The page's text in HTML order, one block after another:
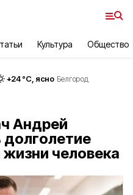
Культура Общество
+24°С, ясно Белгород
Андрей
жизни человека